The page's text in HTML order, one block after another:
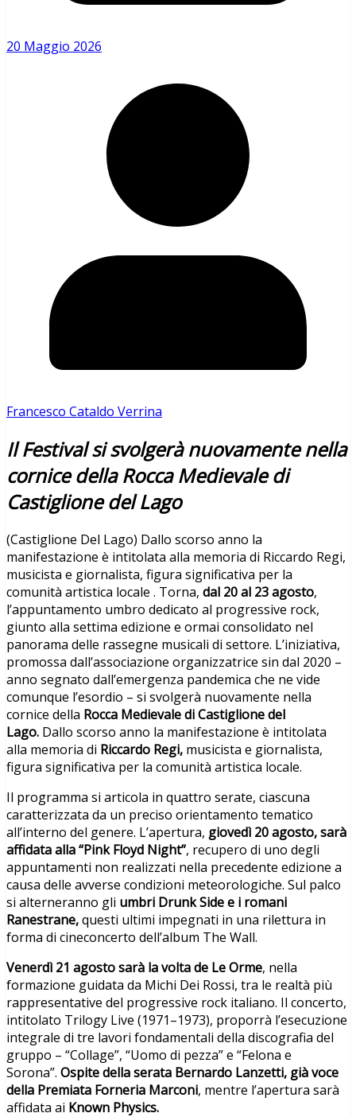
20 Maggio 2026
Francesco Cataldo Verrina
Il Festival si svolgerà nuovamente nella
cornice della Rocca Medievale di
Castiglione del Lago
(Castiglione Del Lago) Dallo scorso anno la
manifestazione è intitolata alla memoria di Riccardo Regi,
musicista e giornalista, figura significativa per la
comunità artistica locale . Torna, dal 20 al 23 agosto,
l’appuntamento umbro dedicato al progressive rock,
giunto alla settima edizione e ormai consolidato nel
panorama delle rassegne musicali di settore. L’iniziativa,
promossa dall’associazione organizzatrice sin dal 2020 –
anno segnato dall’emergenza pandemica che ne vide
comunque l’esordio – si svolgerà nuovamente nella
cornice della Rocca Medievale di Castiglione del
Lago. Dallo scorso anno la manifestazione è intitolata
alla memoria di Riccardo Regi, musicista e giornalista,
figura significativa per la comunità artistica locale.
Il programma si articola in quattro serate, ciascuna
caratterizzata da un preciso orientamento tematico
all’interno del genere. L’apertura, giovedì 20 agosto, sarà
affidata alla “Pink Floyd Night”, recupero di uno degli
appuntamenti non realizzati nella precedente edizione a
causa delle avverse condizioni meteorologiche. Sul palco
si alterneranno gli umbri Drunk Side e i romani
Ranestrane,questi ultimi impegnati in una rilettura in
forma di cineconcerto dell’album The Wall.
Venerdì 21 agosto sarà la volta de Le Orme, nella
formazione guidata da Michi Dei Rossi, tra le realtà più
rappresentative del progressive rock italiano. Il concerto,
intitolato Trilogy Live (1971–1973), proporrà l’esecuzione
integrale di tre lavori fondamentali della discografia del
gruppo – “Collage”, “Uomo di pezza” e “Felona e
Sorona”. Ospite della serata Bernardo Lanzetti, già voce
della Premiata Forneria Marconi, mentre l’apertura sarà
affidata ai Known Physics.